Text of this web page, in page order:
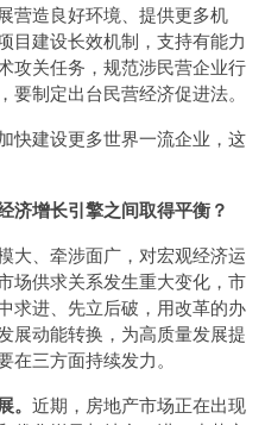
营造良好环境、提供更多机
目建设长效机制，支持有能力
攻关任务，规范涉民营企业行
制定出台民营经济促进法。
快建设更多世界一流企业，这
济增长引擎之间取得平衡？
大、牵涉面广，对宏观经济运
场供求关系发生重大变化，市
求进、先立后破，用改革的办
展动能转换，为高质量发展提
三方面持续发力。
近期，房地产市场正在出现